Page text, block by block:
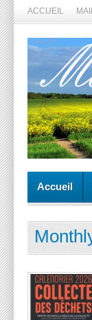
ACCUEIL
Accueil